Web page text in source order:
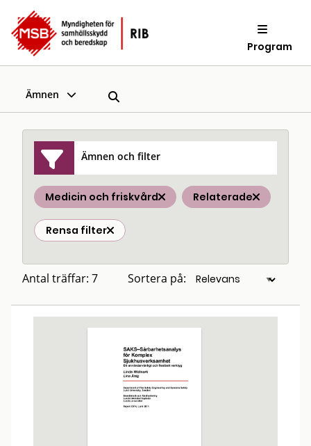
Program
Ämnen
Ämnen och filter
Medicin och friskvård Relaterade
Rensa filter
Antal träffar: 7 Sortera på: